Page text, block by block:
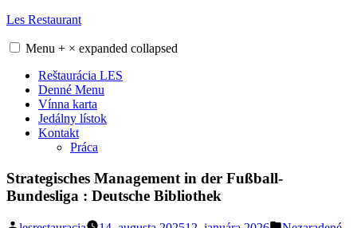
Skip
content
Les Restaurant
Menu + × expanded collapsed
Reštaurácia LES
Denné Menu
Vínna karta
Jedálny lístok
Kontakt
Práca
Strategisches Management in der Fußball-
Bundesliga : Deutsche Bibliothek